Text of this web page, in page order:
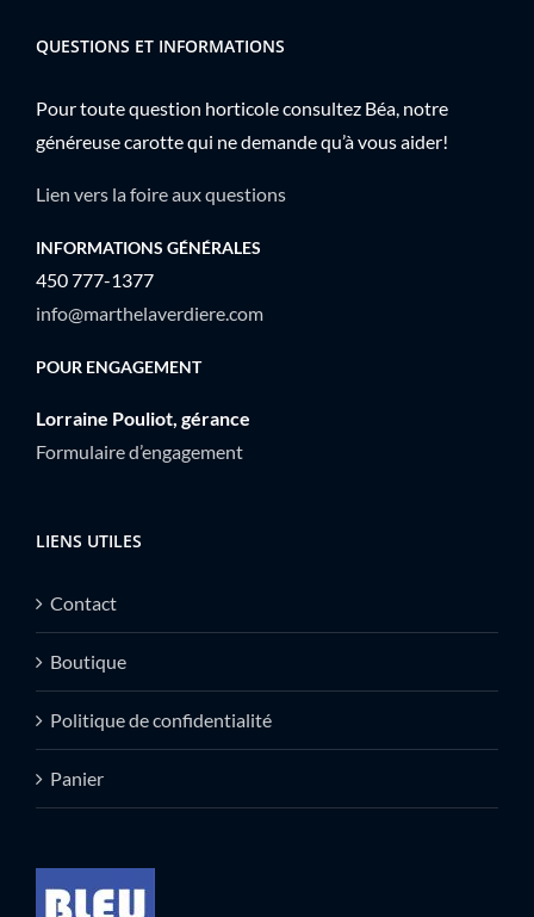
QUESTIONS ET INFORMATIONS
Pour toute question horticole consultez Béa, notre
généreuse carotte qui ne demande qu’à vous aider!
Lien vers la foire aux questions
INFORMATIONS GÉNÉRALES
450 777-1377
info@marthelaverdiere.com
POUR ENGAGEMENT
Lorraine Pouliot, gérance
Formulaire d’engagement
LIENS UTILES
Contact
Boutique
Politique de confidentialité
Panier